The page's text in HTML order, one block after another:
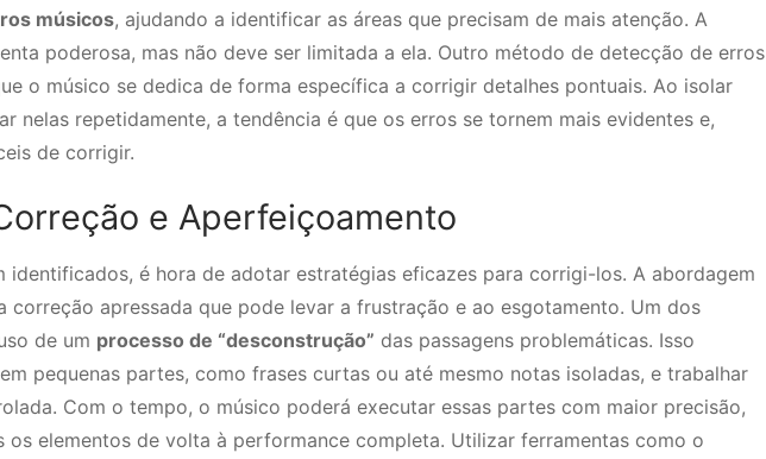
músicos, ajudando a identificar as áreas que precisam de mais atenção. A
poderosa, mas não deve ser limitada a ela. Outro método de detecção de erros
o músico se dedica de forma específica a corrigir detalhes pontuais. Ao isolar
nelas repetidamente, a tendência é que os erros se tornem mais evidentes e,
de corrigir.
e Aperfeiçoamento
identificados, é hora de adotar estratégias eficazes para corrigi-los. A abordagem
correção apressada que pode levar a frustração e ao esgotamento. Um dos
de um processo de “desconstrução” das passagens problemáticas. Isso
pequenas partes, como frases curtas ou até mesmo notas isoladas, e trabalhar
Com o tempo, o músico poderá executar essas partes com maior precisão,
os elementos de volta à performance completa. Utilizar ferramentas como o